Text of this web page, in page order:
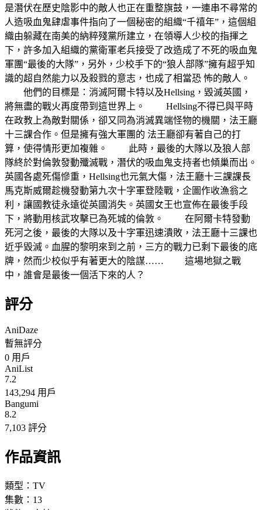
是潛伏在歷史陰影中的敵人也正在重整旗鼓，一連串不尋常的
人造吸血鬼肆虐事件指向了一個秘密的組織“千禧年”，這個組
織由躲藏在南美的納粹殘黨所建立，在領導人少校的指揮之
下，許多加入組織的黨衛軍老兵接受了改造成了不死的吸血鬼
軍團“最後的大隊”，另外，少校手下的“狼人部隊”擁有超乎知
識的超自然能力以及殺戮的意志，也成了相當恐 怖的敵人。
他們的目標是：消滅阿爾卡特以及Hellsing，毀滅英國，
將無盡的戰火再度帶到這世界上。 Hellsing不得已與平時
在政教上為敵對關係，卻又同為消滅異端怪物的機關，法王廳
十三課合作。但是擁有強大軍團的 法王廳卻有著自己的打
算，使得情形更加複雜。 此時，最後的大隊以及狼人部
隊終於對倫敦發動殲滅戰，潛伏的吸血鬼支持者也傾巢而出。
英國各處死傷慘重，Hellsing也元氣大傷，法王廳十三課課長
馬克斯威爾趁機發動第九次十字軍登陸戰，企圖作收漁翁之
利，讓國教徒永遠從英國消失。英國女王也宣佈在最後手段
下，將動用核武攻擊已為死城的倫敦。 在阿爾卡特發動
死河之後，最後的大隊以及十字軍迅速潰敗，法王廳十三課也
近乎毀滅。血腥的黎明來到之前，三方的戰力已剩下最後的底
牌，然而少校似乎有著更大的陰謀…… 這場地獄之戰
中，誰會是最後一個活下來的人？
評分
AniDaze
暫無評分
0 用戶
AniList
7.2
143,294 用戶
Bangumi
8.2
7,103 評分
作品資訊
類型： TV
集數： 13